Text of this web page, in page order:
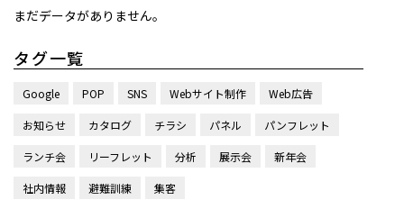
まだデータがありません。
タグ一覧
Google POP SNS Webサイト制作 Web広告
お知らせ カタログ チラシ パネル パンフレット
ランチ会 リーフレット 分析 展示会 新年会
社内情報 避難訓練 集客